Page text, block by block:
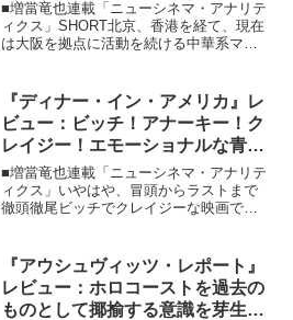
沌から未来を示唆する群像ヒュー
マン劇
■増當竜也連載「ニューシネマ・アナリテ
ィクス」SHORT北京、香港を経て、現在
は大阪を拠点に活動を続ける中華系マレ
くる、もしくは住んでいるアジアンたち
の日常を描いていく...
『ディナー・イン・アメリカ』レ
ビュー：ビッチ！アナーキー！ク
レイジー！エモーショナルな青春
ラブストーリーが誕生！
■増當竜也連載「ニューシネマ・アナリテ
ィクス」いやはや、冒頭からラストまで
徹頭徹尾ビッチでクレイジーな映画で
り返すは、放火するは……などなど、ア
ナーキーといえば聞こえは...
『アウシュヴィッツ・レポート』
レビュー：ホロコーストを過去の
ものとして揶揄する意識を芽生え